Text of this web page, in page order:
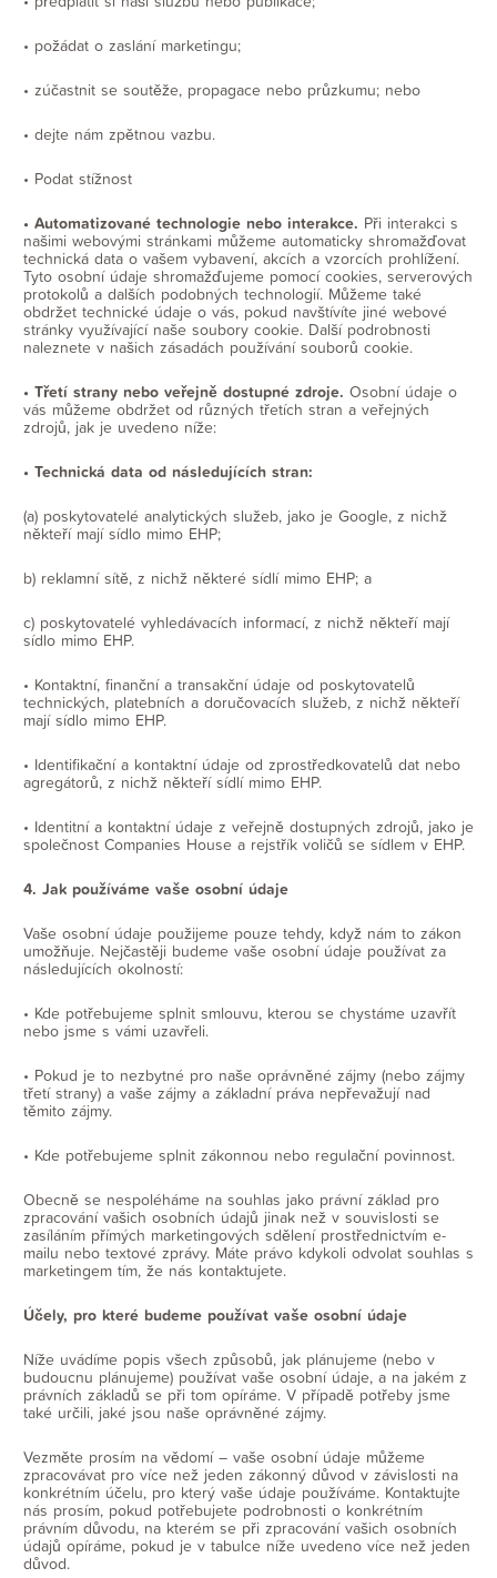
• požádat o zaslání marketingu;
• zúčastnit se soutěže, propagace nebo průzkumu; nebo
• dejte nám zpětnou vazbu.
• Podat stížnost
• Automatizované technologie nebo interakce. Při interakci s
našimi webovými stránkami můžeme automaticky shromažďovat
technická data o vašem vybavení, akcích a vzorcích prohlížení.
Tyto osobní údaje shromažďujeme pomocí cookies, serverových
protokolů a dalších podobných technologií. Můžeme také
obdržet technické údaje o vás, pokud navštívíte jiné webové
stránky využívající naše soubory cookie. Další podrobnosti
naleznete v našich zásadách používání souborů cookie.
• Třetí strany nebo veřejně dostupné zdroje. Osobní údaje o
vás můžeme obdržet od různých třetích stran a veřejných
zdrojů, jak je uvedeno níže:
• Technická data od následujících stran:
(a) poskytovatelé analytických služeb, jako je Google, z nichž
někteří mají sídlo mimo EHP;
b) reklamní sítě, z nichž některé sídlí mimo EHP; a
c) poskytovatelé vyhledávacích informací, z nichž někteří mají
sídlo mimo EHP.
• Kontaktní, finanční a transakční údaje od poskytovatelů
technických, platebních a doručovacích služeb, z nichž někteří
mají sídlo mimo EHP.
• Identifikační a kontaktní údaje od zprostředkovatelů dat nebo
agregátorů, z nichž někteří sídlí mimo EHP.
• Identitní a kontaktní údaje z veřejně dostupných zdrojů, jako je
společnost Companies House a rejstřík voličů se sídlem v EHP.
4. Jak používáme vaše osobní údaje
Vaše osobní údaje použijeme pouze tehdy, když nám to zákon
umožňuje. Nejčastěji budeme vaše osobní údaje používat za
následujících okolností:
• Kde potřebujeme splnit smlouvu, kterou se chystáme uzavřít
nebo jsme s vámi uzavřeli.
• Pokud je to nezbytné pro naše oprávněné zájmy (nebo zájmy
třetí strany) a vaše zájmy a základní práva nepřevažují nad
těmito zájmy.
• Kde potřebujeme splnit zákonnou nebo regulační povinnost.
Obecně se nespoléháme na souhlas jako právní základ pro
zpracování vašich osobních údajů jinak než v souvislosti se
zasíláním přímých marketingových sdělení prostřednictvím e-
mailu nebo textové zprávy. Máte právo kdykoli odvolat souhlas s
marketingem tím, že nás kontaktujete.
Účely, pro které budeme používat vaše osobní údaje
Níže uvádíme popis všech způsobů, jak plánujeme (nebo v
budoucnu plánujeme) používat vaše osobní údaje, a na jakém z
právních základů se při tom opíráme. V případě potřeby jsme
také určili, jaké jsou naše oprávněné zájmy.
Vezměte prosím na vědomí – vaše osobní údaje můžeme
zpracovávat pro více než jeden zákonný důvod v závislosti na
konkrétním účelu, pro který vaše údaje používáme. Kontaktujte
nás prosím, pokud potřebujete podrobnosti o konkrétním
právním důvodu, na kterém se při zpracování vašich osobních
údajů opíráme, pokud je v tabulce níže uvedeno více než jeden
důvod.